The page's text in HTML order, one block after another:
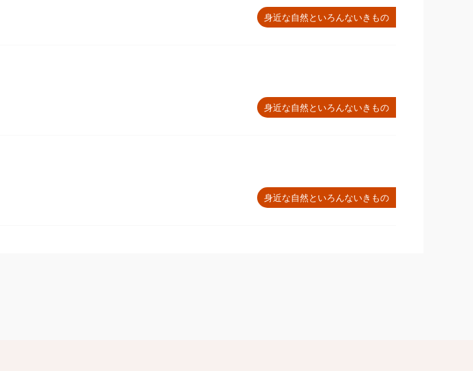
身近な自然といろんないきもの
身近な自然といろんないきもの
身近な自然といろんないきもの